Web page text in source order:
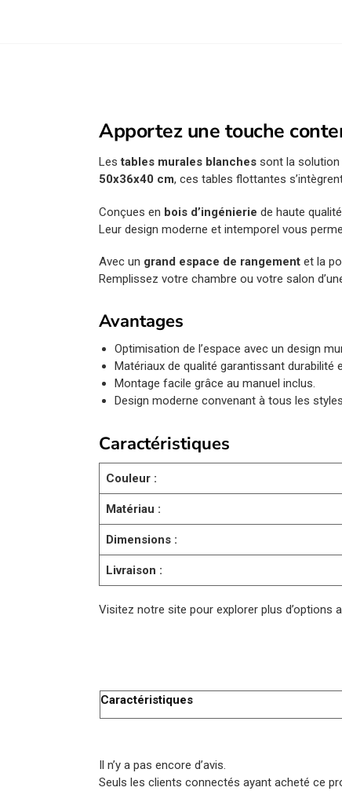
Apportez une touche
Lestables murales blanches sont la solution
50x36x40 cm, ces tables flottantes
Conçues en bois d’ingénierie de haute
Leur design moderne et intemporel vous
Avec un grand espace de rangement et la
Remplissez votre chambre ou votre salon
Avantages
Optimisation de l’espace avec un design
Matériaux de qualité garantissant durabilité
Montage facile grâce au manuel inclus.
Design moderne convenant à tous les
Caractéristiques
Couleur :
Matériau :
Dimensions :
Livraison :
Visitez notre site pour explorer plus d’options
Caractéristiques
Il n’y a pas encore d’avis.
Seuls les clients connectés ayant acheté ce